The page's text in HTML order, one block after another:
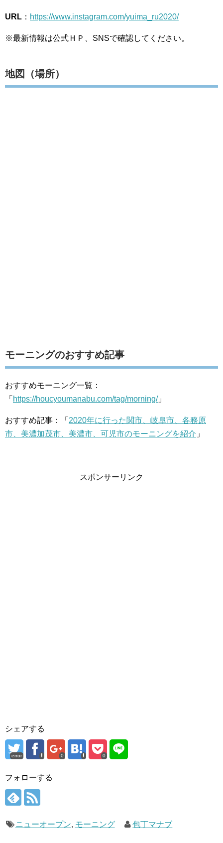
URL ： https://www.instagram.com/yuima_ru2020/
※最新情報は公式ＨＰ、SNSで確認してください。
地図（場所）
モーニングのおすすめ記事
おすすめモーニング一覧：
「 https://houcyoumanabu.com/tag/morning/」
おすすめ記事：「 2020年に行った関市、岐阜市、各務原
市、美濃加茂市、美濃市、可児市のモーニングを紹介 」
スポンサーリンク
シェアする
error 0 0
フォローする
ニューオープン, モーニング 包丁マナブ